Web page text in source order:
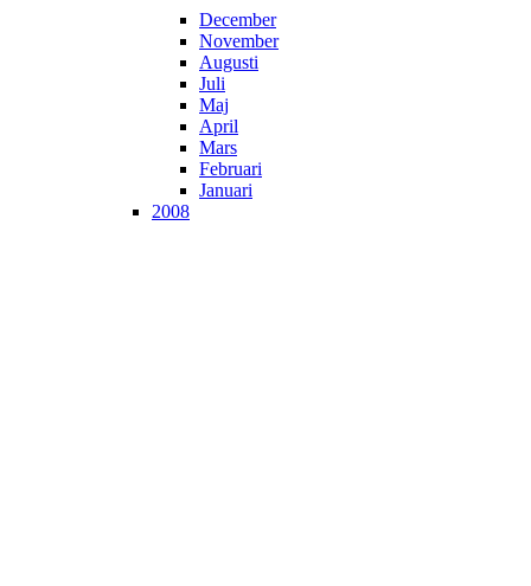
December
November
Augusti
Juli
Maj
April
Mars
Februari
Januari
2008